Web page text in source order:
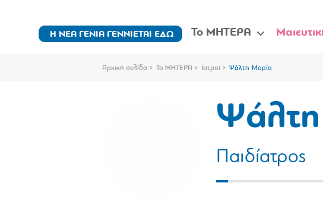
Η ΝΕΑ ΓΕΝΙΑ ΓΕΝΝΙΕΤΑΙ ΕΔΩ Το ΜΗΤΕΡΑ
Αρχική σελίδα Το ΜΗΤΕΡΑ Ιατροί Ψάλτη Μαρία
Παιδίατρος